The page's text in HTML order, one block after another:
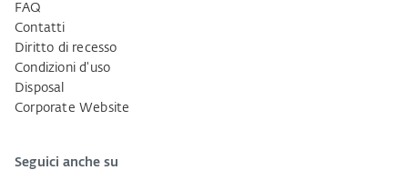
FAQ
Contatti
Diritto di recesso
Condizioni d'uso
Disposal
Corporate Website
Seguici anche su